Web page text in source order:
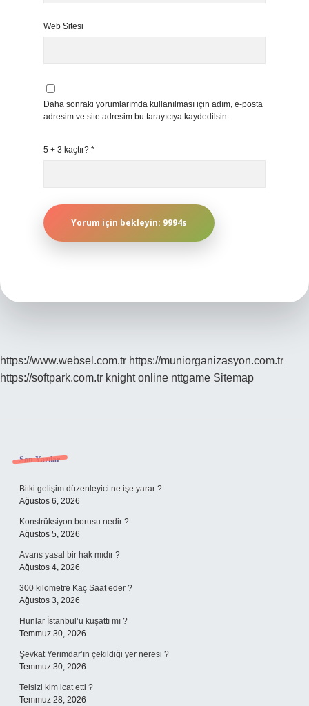
Web Sitesi
Daha sonraki yorumlarımda kullanılması için adım, e-posta
adresim ve site adresim bu tarayıcıya kaydedilsin.
5 + 3 kaçtır? *
https://www.websel.com.tr https://muniorganizasyon.com.tr
https://softpark.com.tr knight online nttgame Sitemap
Sidebar
Son Yazılar
Bitki gelişim düzenleyici ne işe yarar ?
Ağustos 6, 2026
Konstrüksiyon borusu nedir ?
Ağustos 5, 2026
Avans yasal bir hak mıdır ?
Ağustos 4, 2026
300 kilometre Kaç Saat eder ?
Ağustos 3, 2026
Hunlar İstanbul’u kuşattı mı ?
Temmuz 30, 2026
Şevkat Yerimdar’ın çekildiği yer neresi ?
Temmuz 30, 2026
Telsizi kim icat etti ?
Temmuz 28, 2026